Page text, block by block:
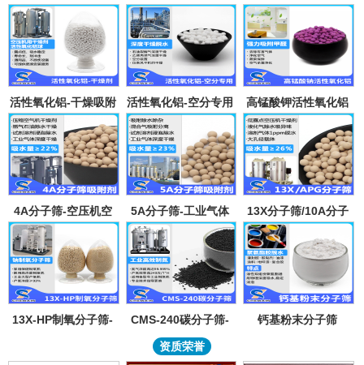
活性氧化铝-干燥吸附
活性氧化铝-空分专用
吸附剂
高锰酸钾活性氧化铝
4A分子筛-空压机空
气气体吸水干燥颗粒-
溶剂试剂深度除水分
子筛吸附球
5A分子筛-工业气体
吸附纯化-溶剂深度除
水-混合气吸附分离
13X分子筛/10A分子
筛-lpglng燃气干燥除
异味除杂-空气低露点
干燥
13X-HP制氧分子筛-
筛95氧浓度-制氧钠分
CMS-240碳分子筛-
工业制氮机吸附剂炭
分子筛-99.999%浓度
钙基粉末分子筛
资质荣誉